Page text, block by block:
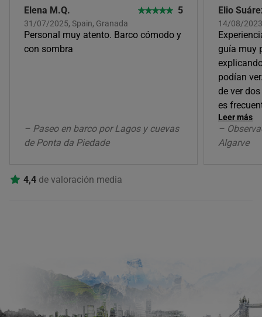
Elena M.Q.
31/07/2025, Spain, Granada
5
Personal muy atento. Barco cómodo y
con sombra
– Paseo en barco por Lagos y cuevas
de Ponta da Piedade
Elio
14/08/
guía muy
podían
de ver
es
Leer más
–
Algarve
4,4 de valoración media